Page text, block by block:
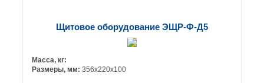
Щитовое оборудование ЭЩР-Ф-Д5
Масса, кг:
Размеры, мм: 356х220х100